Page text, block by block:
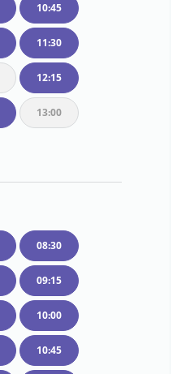
10:45
11:30
12:15
13:00
08:30
09:15
10:00
10:45